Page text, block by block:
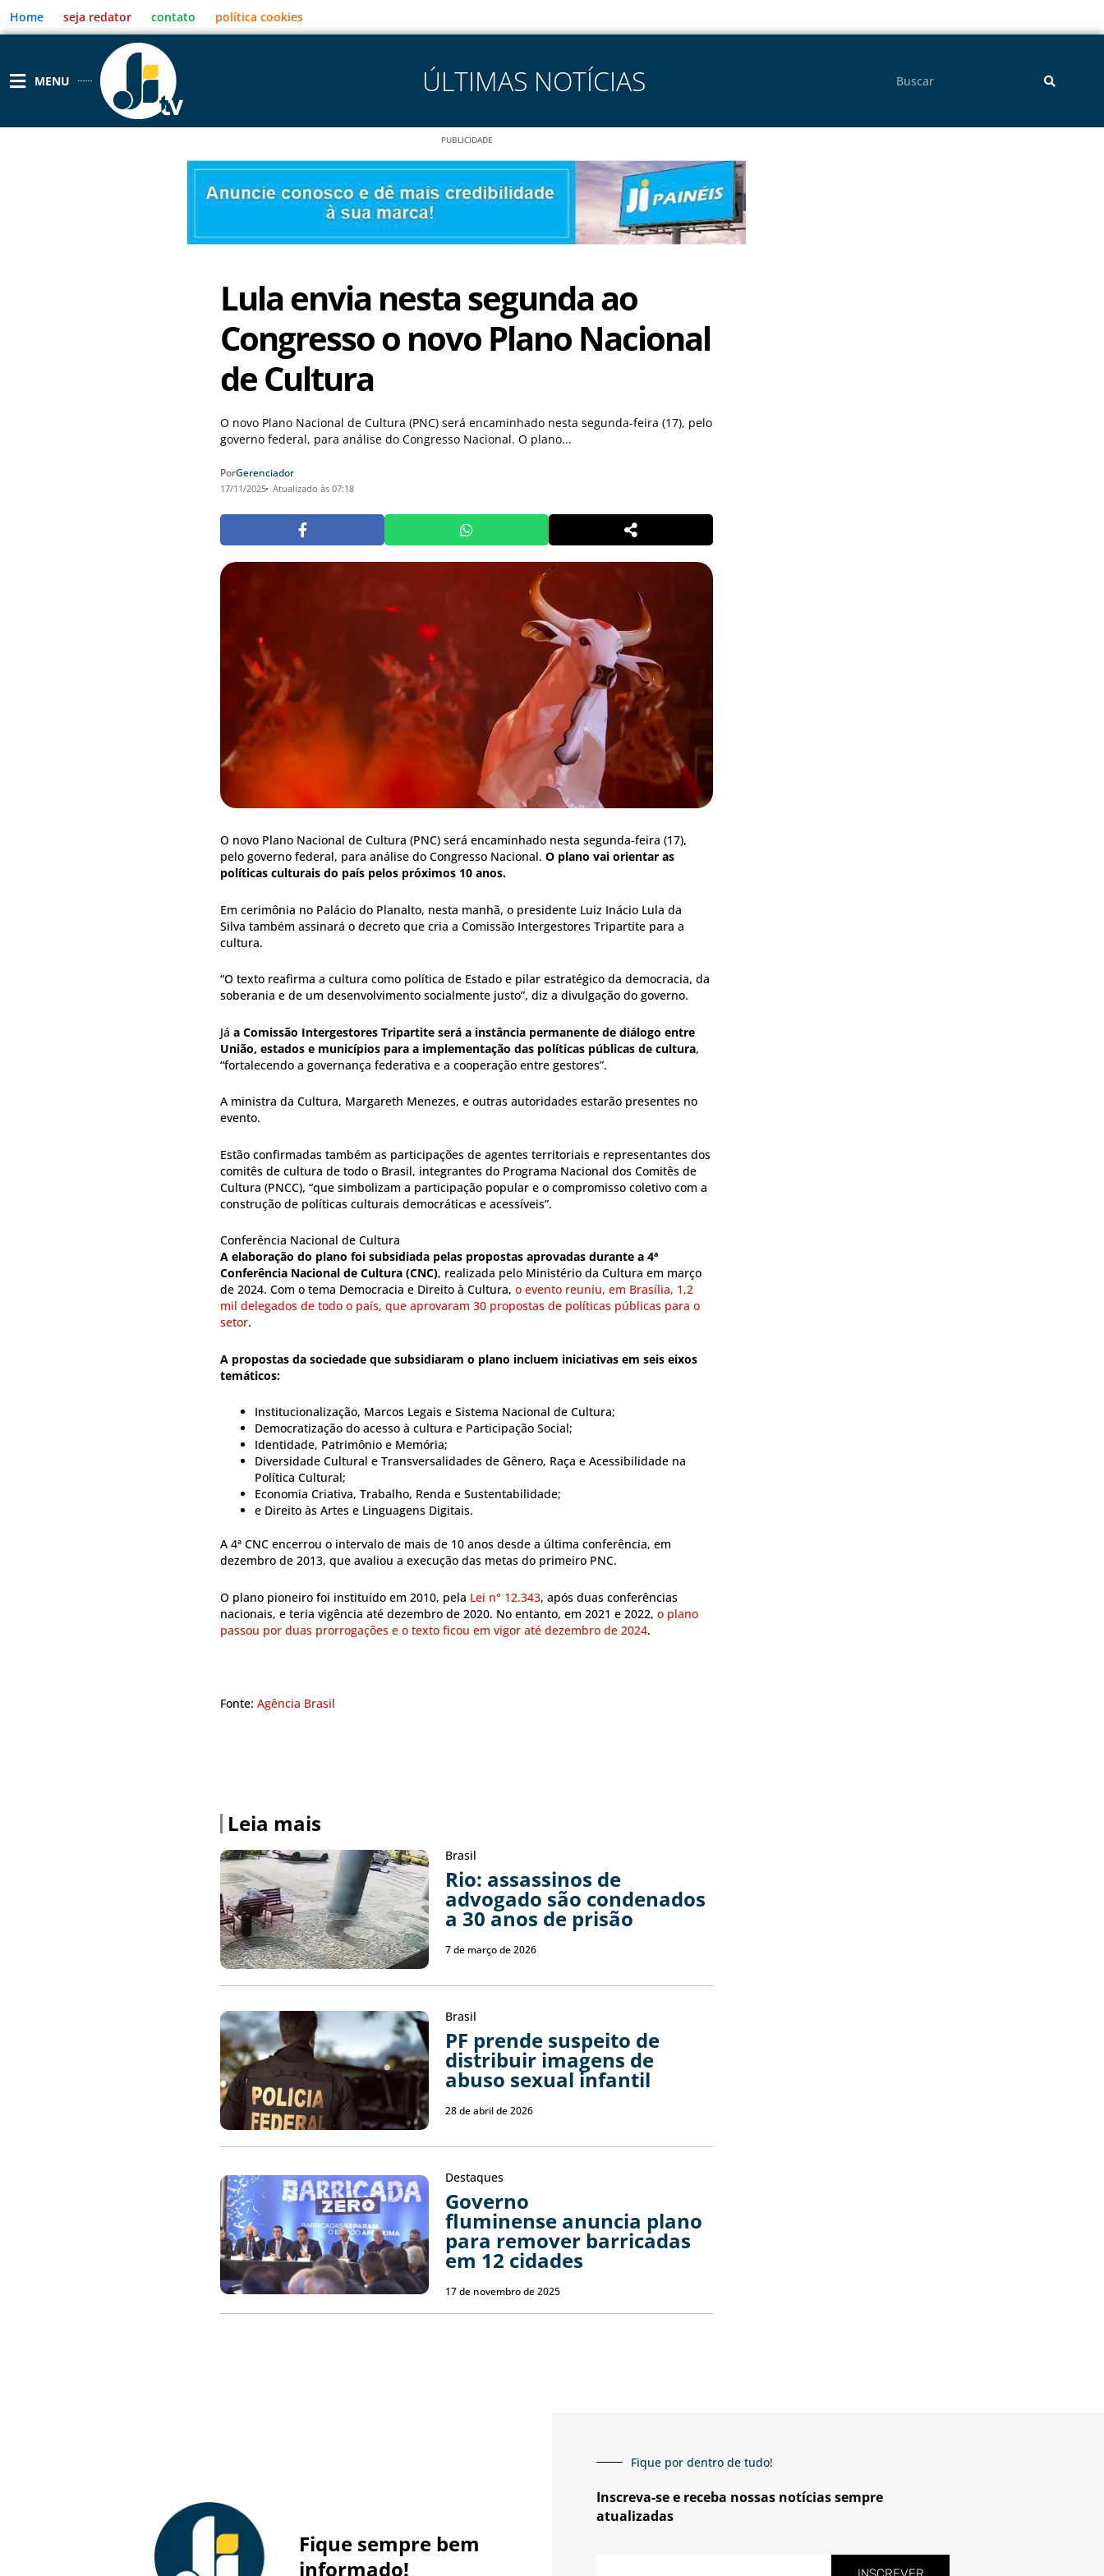
para
o
Home seja redator contato política cookies
MENU ÚLTIMAS NOTÍCIAS
PUBLICIDADE
Lula envia nesta segunda ao
Congresso o novo Plano Nacional
de Cultura
O novo Plano Nacional de Cultura (PNC) será encaminhado nesta segunda-feira (17), pelo
governo federal, para análise do Congresso Nacional. O plano...
PorGerenciador
17/11/2025 Atualizado às 07:18
O novo Plano Nacional de Cultura (PNC) será encaminhado nesta segunda-feira (17),
pelo governo federal, para análise do Congresso Nacional. O plano vai orientar as
políticas culturais do país pelos próximos 10 anos.
Em cerimônia no Palácio do Planalto, nesta manhã, o presidente Luiz Inácio Lula da
Silva também assinará o decreto que cria a Comissão Intergestores Tripartite para a
cultura.
“O texto reafirma a cultura como política de Estado e pilar estratégico da democracia, da
soberania e de um desenvolvimento socialmente justo”, diz a divulgação do governo.
Já a Comissão Intergestores Tripartite será a instância permanente de diálogo entre
União, estados e municípios para a implementação das políticas públicas de cultura,
“fortalecendo a governança federativa e a cooperação entre gestores”.
A ministra da Cultura, Margareth Menezes, e outras autoridades estarão presentes no
evento.
Estão confirmadas também as participações de agentes territoriais e representantes dos
comitês de cultura de todo o Brasil, integrantes do Programa Nacional dos Comitês de
Cultura (PNCC), “que simbolizam a participação popular e o compromisso coletivo com a
construção de políticas culturais democráticas e acessíveis”.
Conferência Nacional de Cultura
A elaboração do plano foi subsidiada pelas propostas aprovadas durante a 4ª
Conferência Nacional de Cultura (CNC), realizada pelo Ministério da Cultura em março
de 2024. Com o tema Democracia e Direito à Cultura, o evento reuniu, em Brasília, 1,2
mil delegados de todo o país, que aprovaram 30 propostas de políticas públicas para o
setor.
A propostas da sociedade que subsidiaram o plano incluem iniciativas em seis eixos
temáticos:
Institucionalização, Marcos Legais e Sistema Nacional de Cultura;
Democratização do acesso à cultura e Participação Social;
Identidade, Patrimônio e Memória;
Diversidade Cultural e Transversalidades de Gênero, Raça e Acessibilidade na
Política Cultural;
Economia Criativa, Trabalho, Renda e Sustentabilidade;
e Direito às Artes e Linguagens Digitais.
A 4ª CNC encerrou o intervalo de mais de 10 anos desde a última conferência, em
dezembro de 2013, que avaliou a execução das metas do primeiro PNC.
O plano pioneiro foi instituído em 2010, pela Lei n° 12.343, após duas conferências
nacionais, e teria vigência até dezembro de 2020. No entanto, em 2021 e 2022, o plano
passou por duas prorrogações e o texto ficou em vigor até dezembro de 2024.
Fonte: Agência Brasil
Leia mais
Brasil
Rio: assassinos de
advogado são condenados
a 30 anos de prisão
7 de março de 2026
Brasil
PF prende suspeito de
distribuir imagens de
abuso sexual infantil
28 de abril de 2026
Destaques
Governo
fluminense anuncia plano
para remover barricadas
em 12 cidades
17 de novembro de 2025
Fique sempre bem
informado!
Fique por dentro de tudo!
Inscreva-se e receba nossas notícias sempre
atualizadas